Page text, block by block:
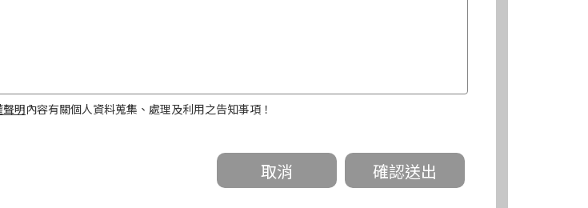
定應為保存之期間。
聲明內容有關個人資料蒐集、處理及利用之告知事項！